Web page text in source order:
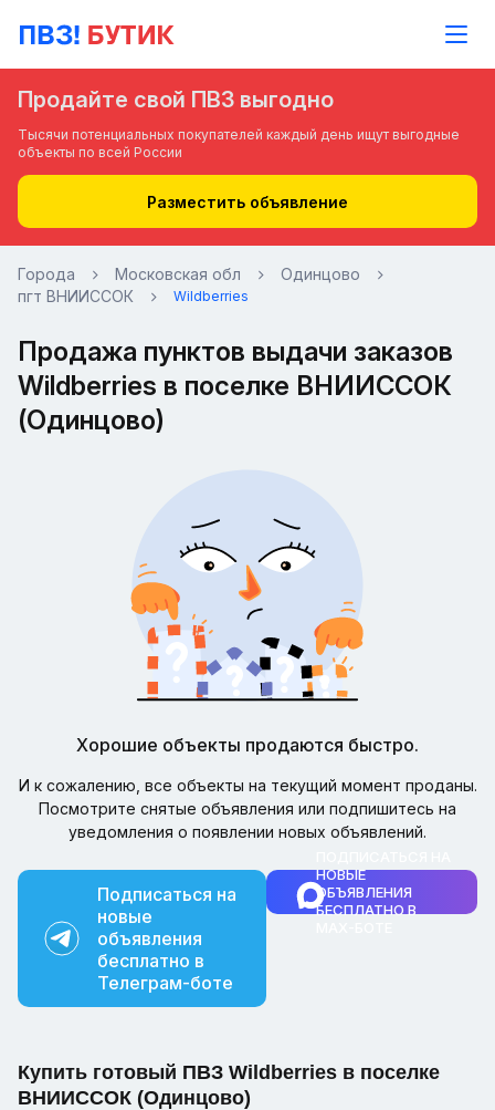
Продайте свой ПВЗ выгодно
Тысячи потенциальных покупателей каждый день ищут выгодные
объекты по всей России
Разместить объявление
Города Московская обл
Одинцово
пгт ВНИИССОК
Wildberries
Продажа пунктов выдачи заказов
Wildberries в поселке ВНИИССОК
(Одинцово)
Хорошие объекты продаются быстро.
И к сожалению, все объекты на текущий момент проданы.
Посмотрите снятые объявления или подпишитесь на
уведомления о появлении новых объявлений.
Подписаться на
новые
объявления
бесплатно в
Телеграм-боте
НОВЫЕ
ОБЪЯВЛЕНИЯ
БЕСПЛАТНО В
Купить готовый ПВЗ Wildberries в поселке
ВНИИССОК (Одинцово)